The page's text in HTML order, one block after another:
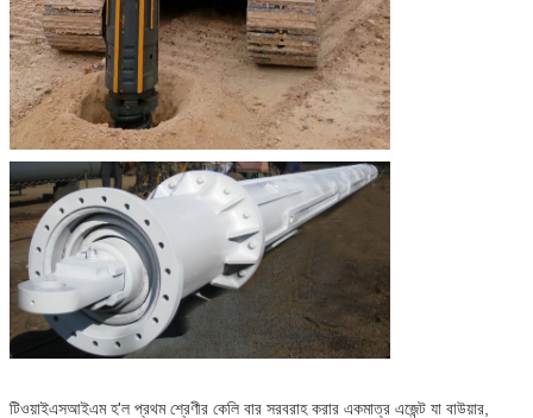
টিওয়াইএসআইএম হ'ল প্রথম শ্রেণীর কেলি বার সরবরাহ করার একমাত্র এজেন্ট যা বাউয়ার,